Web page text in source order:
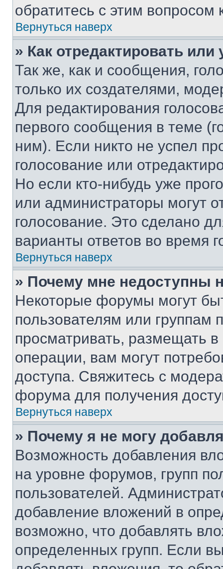
обратитесь с этим вопросом
Вернуться наверх
» Как отредактировать
Так же, как и сообщения,
только их создателями,
Для редактирования
первого сообщения в теме
ним). Если никто не успел
голосование или
Но если кто-нибудь уже
или администраторы могут
голосование. Это сделано
варианты ответов во время
Вернуться наверх
» Почему мне недоступны
Некоторые форумы могут
пользователям или группам
просматривать, размещать
операции, вам могут
доступа. Свяжитесь с
форума для получения
Вернуться наверх
» Почему я не могу
Возможность добавления
на уровне форумов, групп
пользователей.
добавление вложений в
возможно, что добавлять
определенных групп. Если